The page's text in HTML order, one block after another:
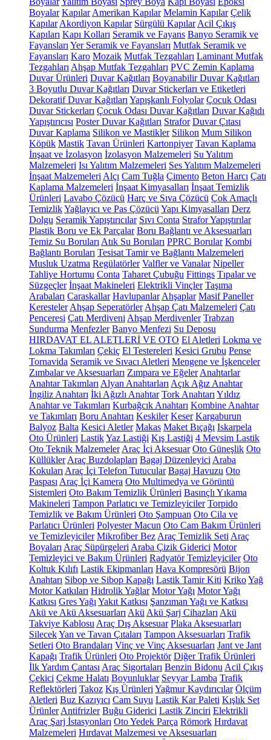
Boyalar Kapılar Amerikan Kapılar Melamin Kapılar Çelik
Kapılar Akordiyon Kapılar Sürgülü Kapılar Acil Çıkış
Kapıları Kapı Kolları Seramik ve Fayans Banyo Seramik ve
Fayansları Yer Seramik ve Fayansları Mutfak Seramik ve
Fayansları Karo Mozaik Mutfak Tezgahları Laminant Mutfak
Tezgahları Ahşap Mutfak Tezgahları PVC Zemin Kaplama
Duvar Ürünleri Duvar Kağıtları Boyanabilir Duvar Kağıtları
3 Boyutlu Duvar Kağıtları Duvar Stickerları ve Etiketleri
Dekoratif Duvar Kağıtları Yapışkanlı Folyolar Çocuk Odası
Duvar Stickerları Çocuk Odası Duvar Kağıtları Duvar Kağıdı
Yapıştırıcısı Poster Duvar Kağıtları Strafor Duvar Çıtası
Duvar Kaplama Silikon ve Mastikler Silikon Mum Silikon
Köpük Mastik Tavan Ürünleri Kartonpiyer Tavan Kaplama
İnşaat ve İzolasyon İzolasyon Malzemeleri Su Yalıtım
Malzemeleri Isı Yalıtım Malzemeleri Ses Yalıtım Malzemeleri
İnşaat Malzemeleri Alçı Cam Tuğla Çimento Beton Harcı Çatı
Kaplama Malzemeleri İnşaat Kimyasalları İnşaat Temizlik
Ürünleri Lavabo Çözücü Harç ve Sıva Çözücü Çok Amaçlı
TemizlikYağlayıcı ve Pas Çözücü Yapı Kimyasalları Derz
Dolgu Seramik Yapıştırıcılar Sıvı Conta Strafor Yapıştırılar
Plastik Boru ve Ek Parçalar Boru Bağlantı ve Aksesuarları
Temiz Su Boruları Atık Su Boruları PPRC Borular Kombi
Bağlantı Boruları Tesisat Tamir ve Bağlantı Malzemeleri
Musluk Uzatma Regülatörler Valfler ve Vanalar Nipeller
Tahliye Hortumu Conta Taharet Çubuğu Fittings Tıpalar ve
Süzgeçler İnşaat Makineleri Elektrikli Vinçler Taşıma
Arabaları Caraskallar Havlupanlar Ahşaplar Masif Paneller
Keresteler Ahşap Seperatörler Ahşap Çatı Malzemeleri Çatı
Penceresi Çatı Merdiveni Ahşap Merdivenler Trabzan
Sundurma Menfezler Banyo Menfezi Su Deposu
HIRDAVAT EL ALETLERİ VE OTO El Aletleri Lokma ve
Lokma Takımları Çekiç El Testereleri Kesici Grubu Pense
Tornavida Seramik ve Sıvacı Aletleri Mengene ve İşkenceler
Zımbalar ve Aksesuarları Zımpara ve Eğeler Anahtarlar
Anahtar Takımları Alyan Anahtarları Açık Ağız Anahtar
İngiliz Anahtarı İki Ağızlı Anahtar Tork Anahtarı Yıldız
Anahtar ve Takımları Kurbağcık Anahtarı Kombine Anahtar
ve Takımları Boru Anahtarı Keskiler Keser Kargaburun
Balyoz Balta Kesici Aletler Makas Maket Bıçağı Iskarpela
Oto Ürünleri LastikYaz Lastiği Kış Lastiği 4 Mevsim Lastik
Oto Teknik Malzemeler Araç İçi Aksesuar Oto Güneşlik Oto
Küllükler Araç Buzdolapları Bagaj Düzenleyici Araba
Kokuları Araç İçi Telefon Tutucular Bagaj Havuzu Oto
Paspası Araç İçi Kamera Oto Multimedya ve Görüntü
Sistemleri Oto Bakım Temizlik Ürünleri Basınçlı Yıkama
Makineleri Tampon Parlatıcı ve Temizleyiciler Torpido
Temizlik ve Bakım Ürünleri Oto Şampuan Oto Cila ve
Parlatıcı Ürünleri Polyester Macun Oto Cam Bakım Ürünleri
ve Temizleyiciler Mikrofiber Bez Araç Temizlik Seti Araç
Boyaları Araç Süpürgeleri Araba Çizik Giderici Motor
Temizleyici ve Bakım Ürünleri Radyatör Temizleyiciler Oto
Koltuk Kılıfı Lastik Ekipmanları Hava Kompresörü Bijon
Anahtarı Sibop ve Sibop Kapağı Lastik Tamir Kiti KrikoYağ
Motor Katkıları Hidrolik Yağlar Motor Yağı Motor Yağı
Katkısı Gres Yağı Yakıt Katkısı Şanzıman Yağı ve Katkısı
Akü ve Akü Aksesuarları Akü Akü Şarj Cihazları Akü
Takviye Kablosu Araç Dış Aksesuar Plaka Aksesuarları
SilecekYan ve Tavan Çıtaları Tampon Aksesuarları Trafik
Setleri Oto Brandaları Vinç ve Vinç Aksesuarları Jant ve Jant
Kapağı Trafik Ürünleri Oto Projektör Diğer Trafik Ürünleri
İlk Yardım Çantası Araç Sigortaları Benzin Bidonu Acil Çıkış
Çekici Çekme Halatı Boyunluklar Seyyar Lamba Trafik
Reflektörleri Takoz Kış Ürünleri Yağmur Kaydırıcılar Ölçüm
Aletleri Buz Kazıyıcı Cam Suyu Lastik Kar Paleti Kışlık Set
Ürünler Antifrizler Buğu Giderici Lastik Zinciri Elektrikli
Araç Şarj İstasyonları Oto Yedek Parça Römork Hırdavat
Malzemeleri Hırdavat Malzemesi ve Aksesuarları